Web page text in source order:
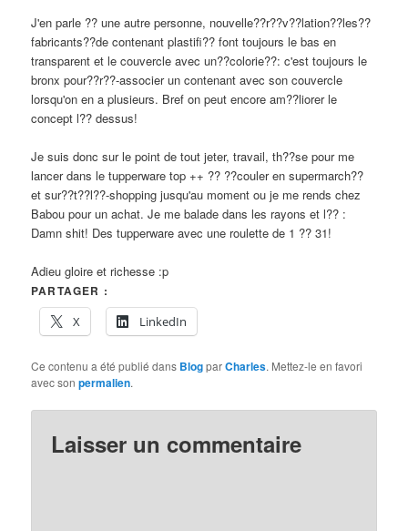
J'en parle ?? une autre personne, nouvelle??r??v??lation??les??
fabricants??de contenant plastifi?? font toujours le bas en
transparent et le couvercle avec un??colorie??: c'est toujours le
bronx pour??r??-associer un contenant avec son couvercle
lorsqu'on en a plusieurs. Bref on peut encore am??liorer le
concept l?? dessus!
Je suis donc sur le point de tout jeter, travail, th??se pour me
lancer dans le tupperware top ++ ?? ??couler en supermarch??
et sur??t??l??-shopping jusqu'au moment ou je me rends chez
Babou pour un achat. Je me balade dans les rayons et l?? :
Damn shit! Des tupperware avec une roulette de 1 ?? 31!
Adieu gloire et richesse :p
PARTAGER :
X
LinkedIn
Ce contenu a été publié dans BlogparCharles. Mettez-le en favori
avec sonpermalien.
Laisser un commentaire